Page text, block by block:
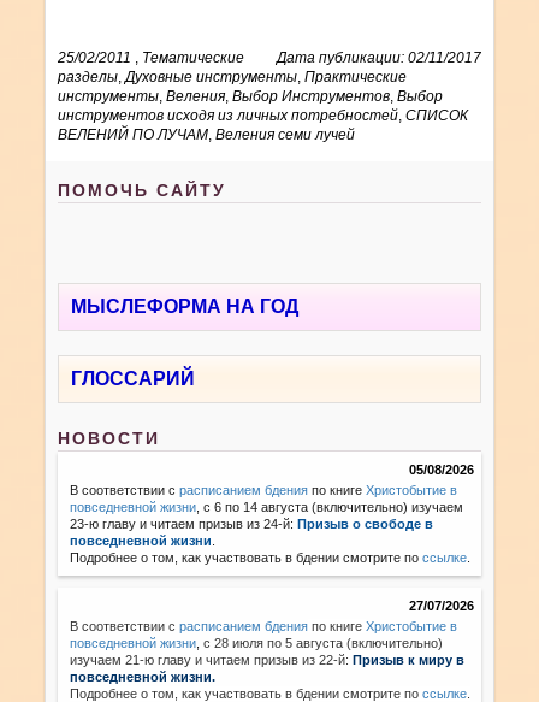
25/02/2011 Дата публикации: 02/11/2017
Тематические
разделы ,Духовные инструменты ,Практические
инструменты ,Веления ,Выбор Инструментов ,Выбор
инструментов исходя из личных потребностей ,СПИСОК
ВЕЛЕНИЙ ПО ЛУЧАМ ,Веления семи лучей
ПОМОЧЬ САЙТУ
МЫСЛЕФОРМА НА ГОД
ГЛОССАРИЙ
НОВОСТИ
05/08/2026
В соответствии срасписанием бдения по книгеХристобытие в
повседневной жизни , с 6 по 14 августа (включительно) изучаем
23-ю главу и читаем призыв из 24-й:Призыв о свободе в
повседневной жизни
Подробнее о том, как участвовать в бдении смотрите поссылке
27/07/2026
В соответствии с расписанием бдения по книгеХристобытие в
повседневной жизни с 28 июля по 5 августа (включительно)
изучаем 21-ю главу и читаем призыв из 22-й:Призыв к миру в
повседневной жизни.
Подробнее о том, как участвовать в бдении смотрите поссылке